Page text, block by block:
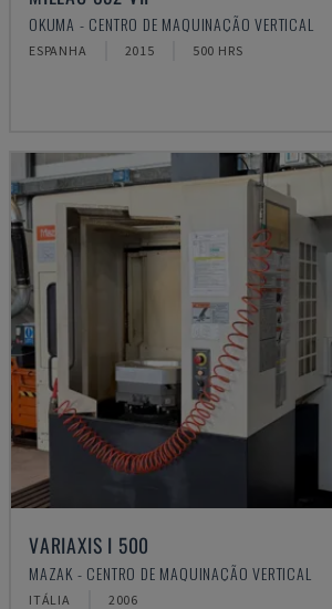
OKUMA - CENTRO DE MAQUINAÇÃO VERTICAL
ESPANHA 2015 500 HRS
VARIAXIS I 500
MAZAK - CENTRO DE MAQUINAÇÃO VERTICAL
ITÁLIA 2006